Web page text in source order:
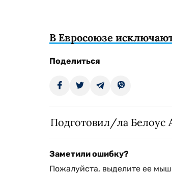
В Евросоюзе
Поделиться
Подготовил/ла Белоус
Заметили ошибку?
Пожалуйста, выделите ее